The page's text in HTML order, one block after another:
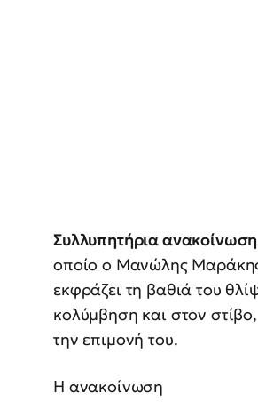
Συλλυπητήρια
οποίο ο Μανώλης Μαράκης
εκφράζει τη βαθιά του
κολύμβηση και στον
την επιμονή του.
Η ανακοίνωση